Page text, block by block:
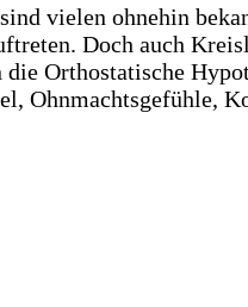
vielen ohnehin
Doch auch
Orthostatische
Ohnmachtsgefühle,